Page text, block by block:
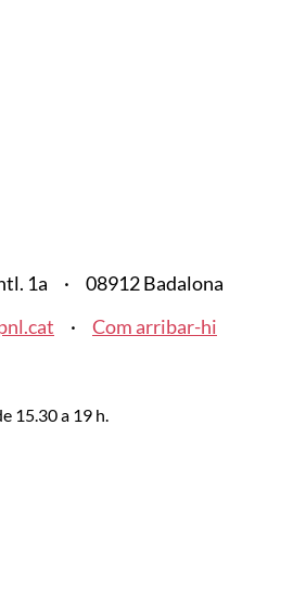
1a
08912 Badalona
Com arribar-hi
15.30 a 19 h.